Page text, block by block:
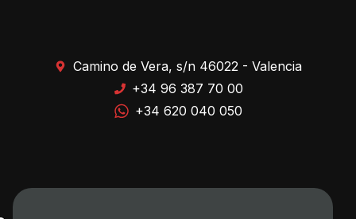
Camino de Vera, s/n 46022 - Valencia
+34 96 387 70 00
+34 620 040 050